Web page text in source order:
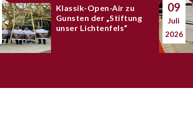
Klassik-Open-Air zu
Gunsten der „Stiftung
unser Lichtenfels“
09
Juli
2026